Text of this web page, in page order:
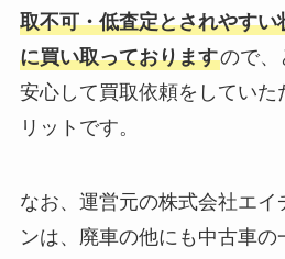
取不可・低査定とされやすい
に買い取っておりますので、
安心して買取依頼をしていた
リットです。
なお、運営元の株式会社エイ
ンは、廃車の他にも中古車の